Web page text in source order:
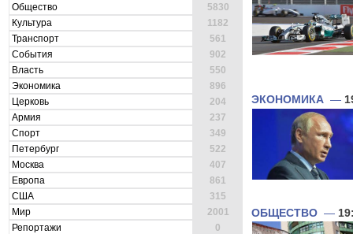
Общество
5830
Культура
1182
Транспорт
561
События
902
Власть
550
Экономика
896
Церковь
204
Армия
237
Спорт
349
Петербург
522
Москва
407
Европа
861
США
315
Мир
2001
Репортажи
0
ЭКОНОМИКА —
ОБЩЕСТВО —